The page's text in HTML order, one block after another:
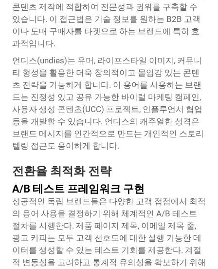
콘텐츠 제작에 적합하여 전문성과 권위를 구축할 수
있습니다. 이 접근법은 기술 정보를 원하는 B2B 고객
이나 도매 구매자를 타겟으로 하는 브랜드에 특히 효
과적입니다.
언디스(undies)는 유머, 라이프스타일 이미지, 커뮤니
티 형성을 활용한 더욱 창의적이고 몰입감 있는 콘텐
츠 전략을 가능하게 합니다. 이 용어를 사용하는 브랜
드는 진정성 있고 공유 가능한 바이럴 마케팅 캠페인,
사용자 생성 콘텐츠(UCC) 프로젝트, 인플루언서 협업
등을 개발할 수 있습니다. 언디스의 캐주얼한 성격은
브랜드 메시지를 인간적으로 만드는 개인적인 스토리
텔링 접근도 용이하게 합니다.
전환율 최적화 전략
A/B 테스트 프레임워크 구현
성공적인 독립 브랜드들은 다양한 고객 접점에서 최적
의 용어 사용을 결정하기 위해 체계적인 A/B 테스트
절차를 시행한다. 제품 페이지 제목, 이메일 제목 줄,
광고 카피는 모두 고객 선호도에 대한 실행 가능한 데
이터를 생성할 수 있는 테스트 기회를 제공한다. 계절
적 변동성을 고려하고 통계적 유의성을 확보하기 위해